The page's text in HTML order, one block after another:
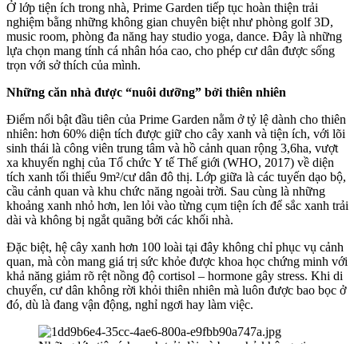
Ở lớp tiện ích trong nhà, Prime Garden tiếp tục hoàn thiện trải
nghiệm bằng những không gian chuyên biệt như phòng golf 3D,
music room, phòng đa năng hay studio yoga, dance. Đây là những
lựa chọn mang tính cá nhân hóa cao, cho phép cư dân được sống
trọn với sở thích của mình.
Những căn nhà được “nuôi dưỡng” bởi thiên nhiên
Điểm nổi bật đầu tiên của Prime Garden nằm ở tỷ lệ dành cho thiên
nhiên: hơn 60% diện tích được giữ cho cây xanh và tiện ích, với lõi
sinh thái là công viên trung tâm và hồ cảnh quan rộng 3,6ha, vượt
xa khuyến nghị của Tổ chức Y tế Thế giới (WHO, 2017) về diện
tích xanh tối thiểu 9m²/cư dân đô thị. Lớp giữa là các tuyến dạo bộ,
cầu cảnh quan và khu chức năng ngoài trời. Sau cùng là những
khoảng xanh nhỏ hơn, len lỏi vào từng cụm tiện ích để sắc xanh trải
dài và không bị ngắt quãng bởi các khối nhà.
Đặc biệt, hệ cây xanh hơn 100 loài tại đây không chỉ phục vụ cảnh
quan, mà còn mang giá trị sức khỏe được khoa học chứng minh với
khả năng giảm rõ rệt nồng độ cortisol – hormone gây stress. Khi di
chuyển, cư dân không rời khỏi thiên nhiên mà luôn được bao bọc ở
đó, dù là đang vận động, nghỉ ngơi hay làm việc.